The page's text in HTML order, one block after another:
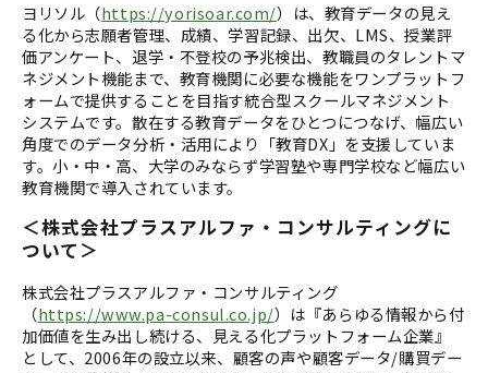
ヨリソル（https://yorisoar.com/）は、教育データの見え
る化から志願者管理、成績、学習記録、出欠、LMS、授業評
価アンケート、退学・不登校の予兆検出、教職員のタレントマ
ネジメント機能まで、教育機関に必要な機能をワンプラットフ
ォームで提供することを目指す統合型スクールマネジメント
システムです。散在する教育データをひとつにつなげ、幅広い
角度でのデータ分析・活用により「教育DX」を支援していま
す。小・中・高、大学のみならず学習塾や専門学校など幅広い
教育機関で導入されています。
＜株式会社プラスアルファ・コンサルティングに
ついて＞
株式会社プラスアルファ・コンサルティング
（https://www.pa-consul.co.jp/）は『あらゆる情報から付
加価値を生み出し続ける、見える化プラットフォーム企業』
として、2006年の設立以来、顧客の声や顧客データ/購買デー